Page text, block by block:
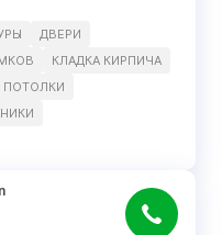
ДВЕРИ
КЛАДКА КИРПИЧА
ПОТОЛКИ